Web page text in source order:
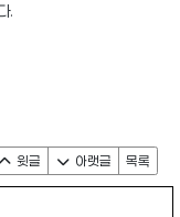
.
윗글 아랫글 목록